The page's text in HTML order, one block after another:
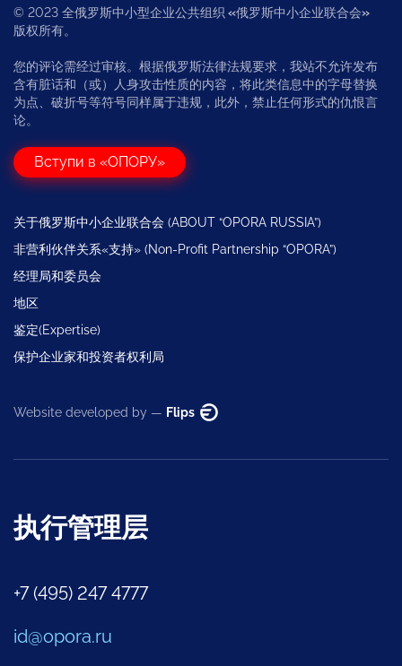
© 2023 全俄罗斯中小型企业公共组织 «俄罗斯中小企业联合会»
版权所有。
您的评论需经过审核。根据俄罗斯法律法规要求，我站不允许发布
含有脏话和（或）人身攻击性质的内容，将此类信息中的字母替换
为点、破折号等符号同样属于违规，此外，禁止任何形式的仇恨言
论。
Вступи в «ОПОРУ»
关于俄罗斯中小企业联合会 (ABOUT “OPORA RUSSIA”)
非营利伙伴关系«支持» (Non-Profit Partnership “OPORA”)
经理局和委员会
地区
鉴定(Expertise)
保护企业家和投资者权利局
Website developed by — Flips
执行管理层
+7 (495) 247 4777
id@opora.ru